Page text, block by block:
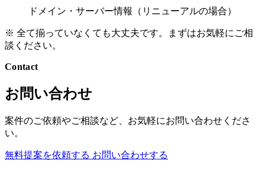
ドメイン・サーバー情報（リニューアルの場合）
※ 全て揃っていなくても大丈夫です。まずはお気軽にご相
談ください。
Contact
お問い合わせ
案件のご依頼やご相談など、お気軽にお問い合わせくださ
い。
無料提案を依頼する お問い合わせする